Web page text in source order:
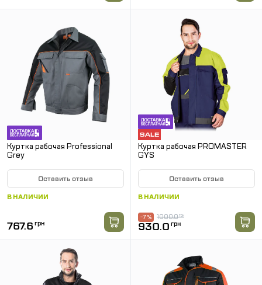
Куртка рабочая Professional
Grey
Оставить отзыв
В НАЛИЧИИ
767.6 грн
Куртка рабочая PROMASTER
GYS
Оставить отзыв
В НАЛИЧИИ
1000.0грн
-7 %
930.0 грн